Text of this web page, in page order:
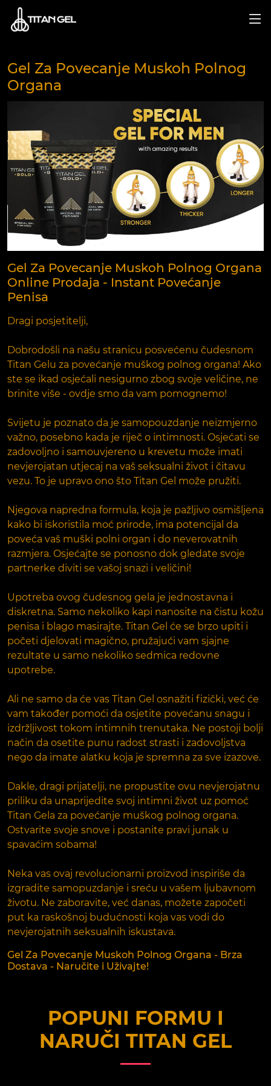
Gel Za Povecanje Muskoh Polnog
Organa
Gel Za Povecanje Muskoh Polnog Organa
Online Prodaja - Instant Povećanje
Penisa
Dragi posjetitelji,
Dobrodošli na našu stranicu posvećenu čudesnom
Titan Gelu za povećanje muškog polnog organa! Ako
ste se ikad osjećali nesigurno zbog svoje veličine, ne
brinite više - ovdje smo da vam pomognemo!
Svijetu je poznato da je samopouzdanje neizmjerno
važno, posebno kada je riječ o intimnosti. Osjećati se
zadovoljno i samouvjereno u krevetu može imati
nevjerojatan utjecaj na vaš seksualni život i čitavu
vezu. To je upravo ono što Titan Gel može pružiti.
Njegova napredna formula, koja je pažljivo osmišljena
kako bi iskoristila moć prirode, ima potencijal da
poveća vaš muški polni organ i do neverovatnih
razmjera. Osjećajte se ponosno dok gledate svoje
partnerke diviti se vašoj snazi i veličini!
Upotreba ovog čudesnog gela je jednostavna i
diskretna. Samo nekoliko kapi nanosite na čistu kožu
penisa i blago masirajte. Titan Gel će se brzo upiti i
početi djelovati magično, pružajući vam sjajne
rezultate u samo nekoliko sedmica redovne
upotrebe.
Ali ne samo da će vas Titan Gel osnažiti fizički, već će
vam također pomoći da osjetite povećanu snagu i
izdržljivost tokom intimnih trenutaka. Ne postoji bolji
način da osetite punu radost strasti i zadovoljstva
nego da imate alatku koja je spremna za sve izazove.
Dakle, dragi prijatelji, ne propustite ovu nevjerojatnu
priliku da unaprijedite svoj intimni život uz pomoć
Titan Gela za povećanje muškog polnog organa.
Ostvarite svoje snove i postanite pravi junak u
spavaćim sobama!
Neka vas ovaj revolucionarni proizvod inspiriše da
izgradite samopuzdanje i sreću u vašem ljubavnom
životu. Ne zaboravite, već danas, možete započeti
put ka raskošnoj budućnosti koja vas vodi do
nevjerojatnih seksualnih iskustava.
Gel Za Povecanje Muskoh Polnog Organa - Brza
Dostava - Naručite i Uživajte!
POPUNI FORMU I
NARUČI TITAN GEL